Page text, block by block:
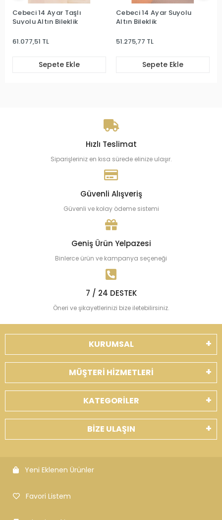
Taşlı
Bileklik
Cebeci 14 Ayar Suyolu
Altın Bileklik
Cebeci 14
Hızlı Teslimat
Siparişleriniz en kısa sürede elinize ulaşır.
Güvenli Alışveriş
Güvenli ve kolay ödeme sistemi
Geniş Ürün Yelpazesi
Binlerce ürün ve kampanya seçeneği
7 / 24 DESTEK
Öneri ve şikayetlerinizi bize iletebilirsiniz.
KURUMSAL
MÜŞTERİ HİZMETLERİ
KATEGORİLER
BİZE ULAŞIN
Yeni Eklenen Ürünler
Favori Listem